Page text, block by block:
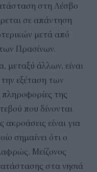
στη Λέσβο
σε απάντηση
μετά από
Πρασίνων.
μεταξύ άλλων, είναι
εξέταση των
της
που δίνονται
είναι για
σημαίνει ότι ο
Μείζονος
στα νησιά